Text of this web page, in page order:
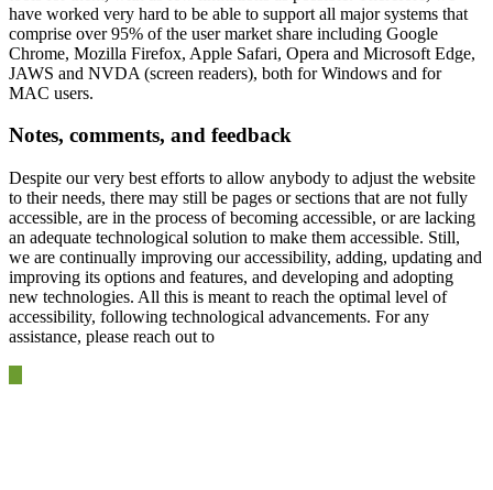
have worked very hard to be able to support all major systems that
comprise over 95% of the user market share including Google
Chrome, Mozilla Firefox, Apple Safari, Opera and Microsoft Edge,
JAWS and NVDA (screen readers), both for Windows and for
MAC users.
Notes, comments, and feedback
Despite our very best efforts to allow anybody to adjust the website
to their needs, there may still be pages or sections that are not fully
accessible, are in the process of becoming accessible, or are lacking
an adequate technological solution to make them accessible. Still,
we are continually improving our accessibility, adding, updating and
improving its options and features, and developing and adopting
new technologies. All this is meant to reach the optimal level of
accessibility, following technological advancements. For any
assistance, please reach out to